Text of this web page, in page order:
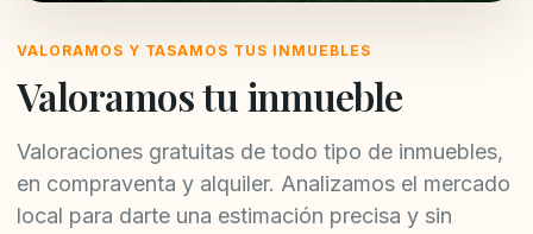
VALORAMOS Y TASAMOS TUS INMUEBLES
Valoramos tu inmueble
Valoraciones gratuitas de todo tipo de inmuebles,
en compraventa y alquiler. Analizamos el mercado
local para darte una estimación precisa y sin